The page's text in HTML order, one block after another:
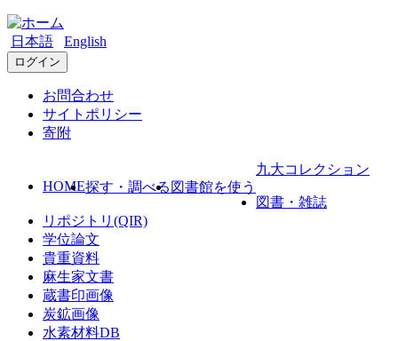
日本語 English
ログイン
お問合わせ
サイトポリシー
寄附
HOME探す・調べる 図書館を使う
九大コレクション
図書・雑誌
リポジトリ(QIR)
学位論文
貴重資料
麻生家文書
蔵書印画像
炭鉱画像
水素材料DB